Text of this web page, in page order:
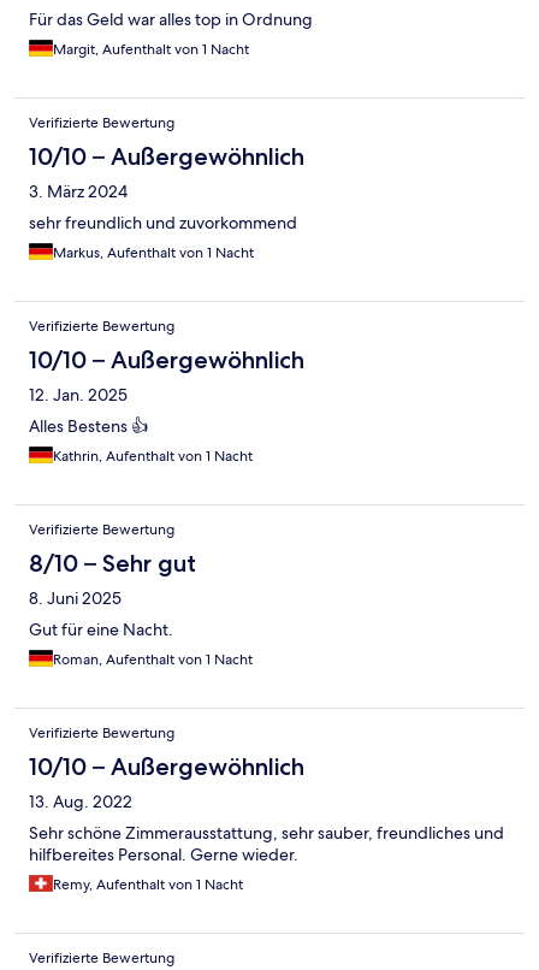
Für das Geld war alles top in Ordnung
Margit, Aufenthalt von 1 Nacht
Verifizierte Bewertung
10/10 – Außergewöhnlich
3. März 2024
sehr freundlich und zuvorkommend
Markus, Aufenthalt von 1 Nacht
Verifizierte Bewertung
10/10 – Außergewöhnlich
12. Jan. 2025
Alles Bestens 👍
Kathrin, Aufenthalt von 1 Nacht
Verifizierte Bewertung
8/10 – Sehr gut
8. Juni 2025
Gut für eine Nacht.
Roman, Aufenthalt von 1 Nacht
Verifizierte Bewertung
10/10 – Außergewöhnlich
13. Aug. 2022
Sehr schöne Zimmerausstattung, sehr sauber, freundliches und
hilfbereites Personal. Gerne wieder.
Remy, Aufenthalt von 1 Nacht
Verifizierte Bewertung